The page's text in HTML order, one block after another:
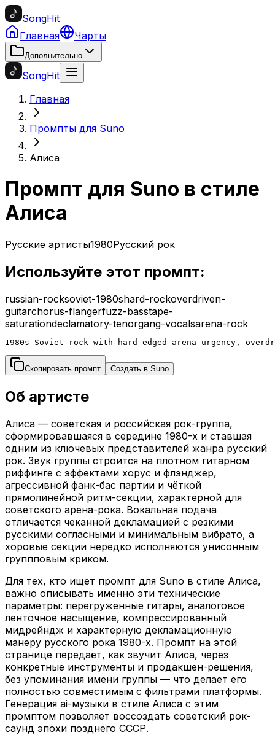
SongHit
Главная
Чарты
Дополнительно
SongHit
Главная
Промпты для Suno
Алиса
Промпт для Suno в стиле
Алиса
Русские артисты1980Русский рок
Используйте этот промпт:
russian-rocksoviet-1980shard-rockoverdriven-
guitarchorus-flangerfuzz-basstape-
saturationdeclamatory-tenorgang-vocalsarena-rock
1980s Soviet rock with hard-edged arena urgency,
Скопировать промпт Создать в Suno
Об артисте
Алиса — советская и российская рок-группа,
сформировавшаяся в середине 1980-х и ставшая
одним из ключевых представителей жанра русский
рок. Звук группы строится на плотном гитарном
риффинге с эффектами хорус и флэнджер,
агрессивной фанк-бас партии и чёткой
прямолинейной ритм-секции, характерной для
советского арена-рока. Вокальная подача
отличается чеканной декламацией с резкими
русскими согласными и минимальным вибрато, а
хоровые секции нередко исполняются унисонным
группповым криком.
Для тех, кто ищет промпт для Suno в стиле Алиса,
важно описывать именно эти технические
параметры: перегруженные гитары, аналоговое
ленточное насыщение, компрессированный
мидрейндж и характерную декламационную
манеру русского рока 1980-х. Промпт на этой
странице передаёт, как звучит Алиса, через
конкретные инструменты и продакшен-решения,
без упоминания имени группы — что делает его
полностью совместимым с фильтрами платформы.
Генерация ai-музыки в стиле Алиса с этим
промптом позволяет воссоздать советский рок-
саунд эпохи позднего СССР.